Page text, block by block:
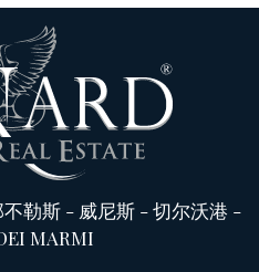
不勒斯- 威尼斯-切尔沃港 -
MARMI